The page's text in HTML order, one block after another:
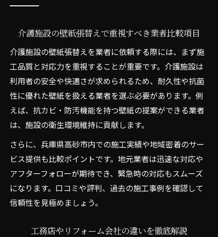
介護施設の壁紙張替えで重視すべき業者比較項目
介護施設の壁紙張替えを業者に依頼する際には、まず施
工品質と対応力を重視することが重要です。介護施設は
利用者の安全や快適さが求められるため、耐久性や抗菌
性に優れた壁紙を扱える業者を選ぶ必要があります。例
えば、抗カビ・防汚機能を持つ壁紙の提案ができる業者
は、施設の衛生環境維持に貢献します。
さらに、兵庫県高砂市内での施工実績や地域密着のサー
ビス提供も比較ポイントです。地元業者は迅速な対応や
アフターフォローが期待でき、緊急時の対応もスムーズ
になります。口コミや評判、過去の施工事例を確認して
信頼性を見極めましょう。
工務店やリフォーム会社の違いを徹底解説